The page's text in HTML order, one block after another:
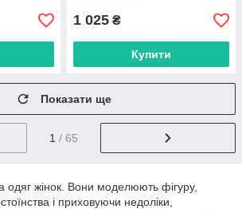
1 025 ₴
Купити
Показати ще
1 / 65
жінок. Вони моделюють фігуру,
і приховуючи недоліки,